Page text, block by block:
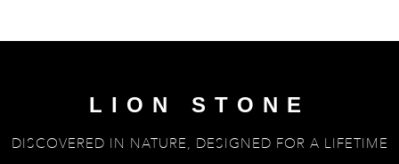
LION STONE
DISCOVERED IN NATURE, DESIGNED FOR A LIFETIME